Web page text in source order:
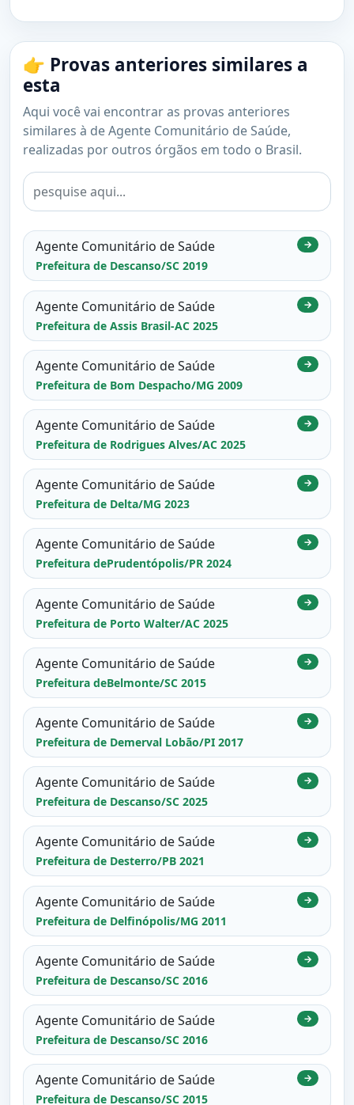
👉 Provas anteriores similares a
esta
Aqui você vai encontrar as provas anteriores
similares à de Agente Comunitário de Saúde,
realizadas por outros órgãos em todo o Brasil.
Agente Comunitário de Saúde
Prefeitura de Descanso/SC 2019
→
Agente Comunitário de Saúde
Prefeitura de Assis Brasil-AC 2025
→
Agente Comunitário de Saúde
Prefeitura de Bom Despacho/MG 2009
→
Agente Comunitário de Saúde
Prefeitura de Rodrigues Alves/AC 2025
→
Agente Comunitário de Saúde
Prefeitura de Delta/MG 2023
→
Agente Comunitário de Saúde
Prefeitura dePrudentópolis/PR 2024
→
Agente Comunitário de Saúde
Prefeitura de Porto Walter/AC 2025
→
Agente Comunitário de Saúde
Prefeitura deBelmonte/SC 2015
→
Agente Comunitário de Saúde
Prefeitura de Demerval Lobão/PI 2017
→
Agente Comunitário de Saúde
Prefeitura de Descanso/SC 2025
→
Agente Comunitário de Saúde
Prefeitura de Desterro/PB 2021
→
Agente Comunitário de Saúde
Prefeitura de Delfinópolis/MG 2011
→
Agente Comunitário de Saúde
Prefeitura de Descanso/SC 2016
→
Agente Comunitário de Saúde
Prefeitura de Descanso/SC 2016
→
Agente Comunitário de Saúde
Prefeitura de Descanso/SC 2015
→